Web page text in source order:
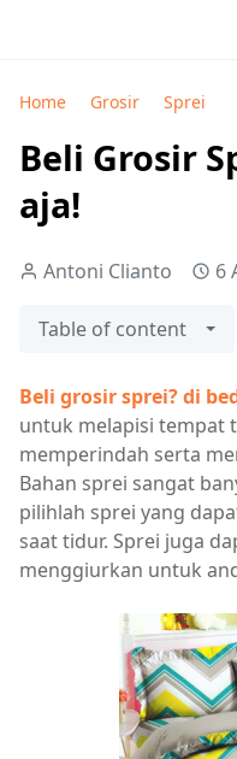
Home Grosir Sprei
Beli Grosir
aja!
Antoni Clianto 6
Table of content
Beli grosir sprei? di
untuk melapisi tempat
memperindah serta
Bahan sprei sangat
pilihlah sprei yang
saat tidur. Sprei juga
menggiurkan untuk